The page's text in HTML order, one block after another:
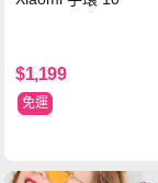
$1,199
免運